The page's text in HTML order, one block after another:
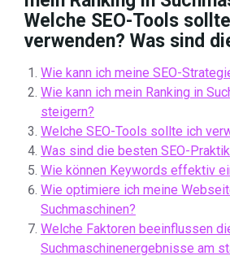
Welche SEO-Tools
verwenden? Was sind
Wie kann ich meine SEO-
Wie kann ich mein Ranking in
steigern?
Welche SEO-Tools sollte ich
Was sind die besten SEO-
Wie können Keywords effektiv
Wie optimiere ich meine
Suchmaschinen?
Welche Faktoren beeinflussen
Suchmaschinenergebnisse am